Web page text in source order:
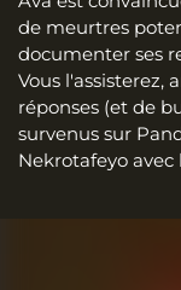
de meurtres
documenter ses
Vous l'assisterez,
réponses (et de
survenus sur
Nekrotafeyo avec